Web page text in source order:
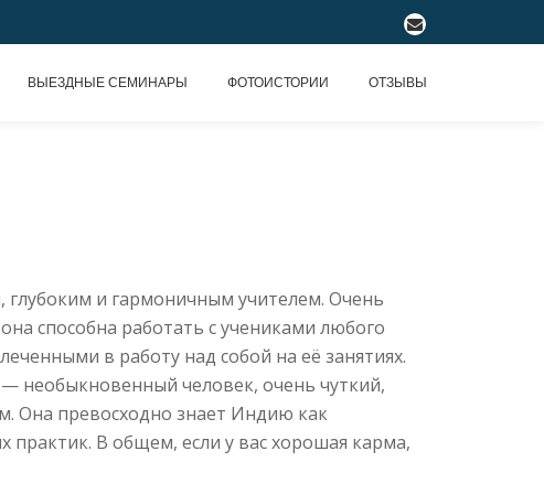
fa-
ВЫЕЗДНЫЕ СЕМИНАРЫ ФОТОИСТОРИИ ОТЗЫВЫ
глубоким и гармоничным учителем. Очень
способна работать с учениками любого
в работу над собой на её занятиях.
необыкновенный человек, очень чуткий,
Она превосходно знает Индию как
практик. В общем, если у вас хорошая карма,